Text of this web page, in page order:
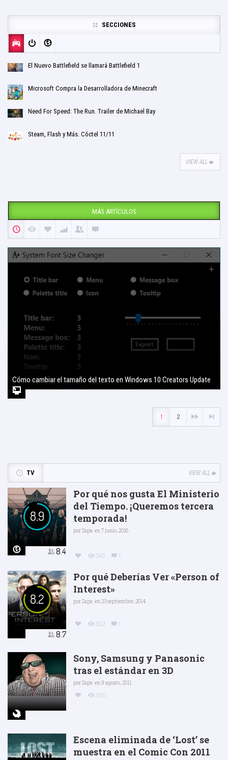
SECCIONES
El Nuevo Battlefield se llamará Battlefield 1
Microsoft Compra la Desarrolladora de Minecraft
Need For Speed: The Run. Trailer de Michael Bay
Steam, Flash y Más. Cóctel 11/11
VIEW ALL
MÁS ARTÍCULOS
Cómo cambiar el tamaño del texto en Windows 10 Creators Update
1 2
TV VIEW ALL
8.9
8.4
Por qué nos gusta El Ministerio
del Tiempo. ¡Queremos tercera
temporada!
porZapa en 7 junio, 2016
246 1
8.2
8.7
Por qué Deberías Ver «Person of
Interest»
porZapa en 23 septiembre, 2014
502 1
Sony, Samsung y Panasonic
tras el estándar en 3D
porZapa en 9 agosto, 2011
200
Escena eliminada de ‘Lost’ se
muestra en el Comic Con 2011